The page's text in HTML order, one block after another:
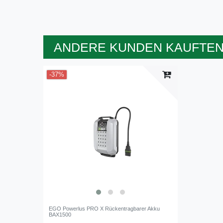
ANDERE KUNDEN
-37%
EGO Powerlus PRO X Rückentragbarer Akku
BAX1500